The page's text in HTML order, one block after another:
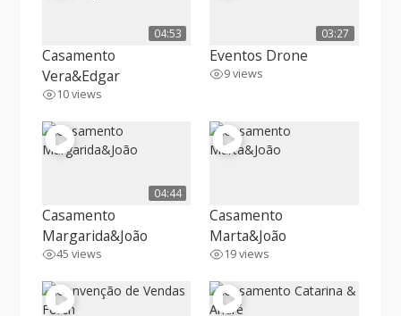
04:53
Casamento
Vera&Edgar
10 views
03:27
Eventos Drone
9 views
04:44
Casamento
Margarida&João
45 views
Casamento
Marta&João
19 views